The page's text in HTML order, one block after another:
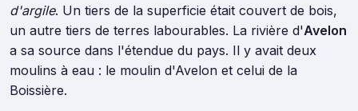
d'argile. Un tiers de la superficie était couvert de bois,
un autre tiers de terres labourables. La rivière d'Avelon
a sa source dans l'étendue du pays. Il y avait deux
moulins à eau : le moulin d'Avelon et celui de la
Boissière.